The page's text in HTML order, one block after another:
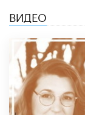
ВИДЕО